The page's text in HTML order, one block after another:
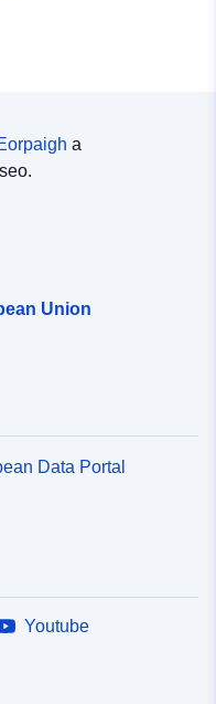
a
Union
Data Portal
Youtube